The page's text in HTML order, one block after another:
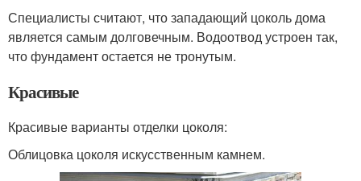
Специалисты считают, что западающий цоколь дома
является самым долговечным. Водоотвод устроен так,
что фундамент остается не тронутым.
Красивые
Красивые варианты отделки цоколя:
Облицовка цоколя искусственным камнем.